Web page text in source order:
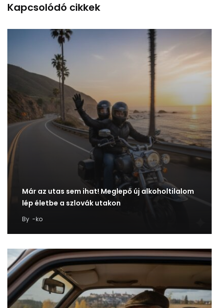
Kapcsolódó cikkek
Már az utas sem ihat! Meglepő új alkoholtilalom
lép életbe a szlovák utakon
By -ko